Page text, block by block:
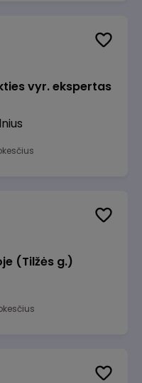
vyr. ekspertas
(Tilžės g.)